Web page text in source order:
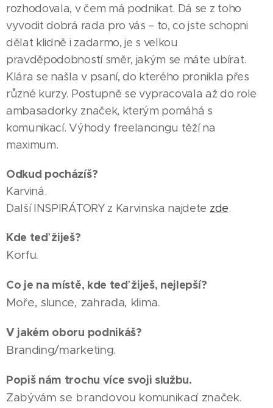
rozhodovala, v čem má podnikat. Dá se z toho
vyvodit dobrá rada pro vás – to, co jste schopni
dělat klidně i zadarmo, je s velkou
pravděpodobností směr, jakým se máte ubírat.
Klára se našla v psaní, do kterého pronikla přes
různé kurzy. Postupně se vypracovala až do role
ambasadorky značek, kterým pomáhá s
komunikací. Výhody freelancingu těží na
maximum.
Odkud pocházíš?
Karviná.
Další INSPIRÁTORY z Karvinska najdete zde.
Kde teď žiješ?
Korfu.
Co je na místě, kde teď žiješ, nejlepší?
Moře, slunce, zahrada, klima.
V jakém oboru podnikáš?
Branding/marketing.
Popiš nám trochu více svoji službu.
Zabývám se brandovou komunikací značek.